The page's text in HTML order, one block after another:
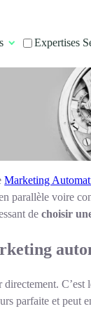
Expertises
Marketing
parallèle voire
de choisir
parfaite et peut